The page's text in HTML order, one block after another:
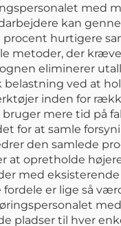
med
kan
procent hurtigere
metoder, der
eliminerer
belastning ved at
inden for
mere tid på
for at samle
den samlede
at opretholde
med eksisterende
fordele er lige så
pladser til hver